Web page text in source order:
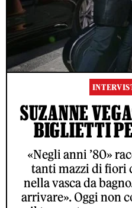
SUZANNE
BIGLIETTI
«Negli anni ’80»
tanti mazzi di fiori
nella vasca da
arrivare». Oggi non